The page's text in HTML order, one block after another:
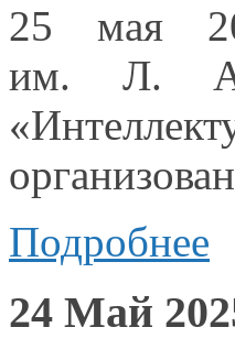
25 мая
им. Л.
Подробнее
24 Май